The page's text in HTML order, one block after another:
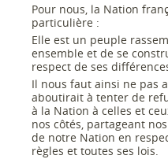
Pour nous, la Nation
particulière :
Elle est un peuple
ensemble et de se
respect de ses
Il nous faut ainsi ne pas
aboutirait à tenter de
à la Nation à celles et
nos côtés, partageant
de notre Nation en
règles et toutes ses lois.